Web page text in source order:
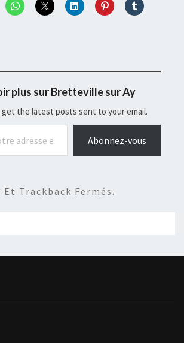
plus sur Bretteville sur Ay
the latest posts sent to your email.
Abonnez-vous
Trackback Fermés.